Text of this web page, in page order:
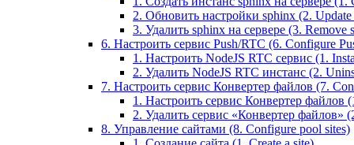
2. Обновить настройки sphinx (2.
3. Удалить sphinx на сервере (3. Remove
6. Настроить сервис Push/RTC (6. Configure
1. Настроить NodeJS RTC сервис (1.
2. Удалить NodeJS RTC инстанс (2.
7. Настроить сервис Конвертер файлов (7.
1. Настроить сервис Конвертер файлов
2. Удалить сервис «Конвертер файлов»
8. Управление сайтами (8. Configure pool sites)